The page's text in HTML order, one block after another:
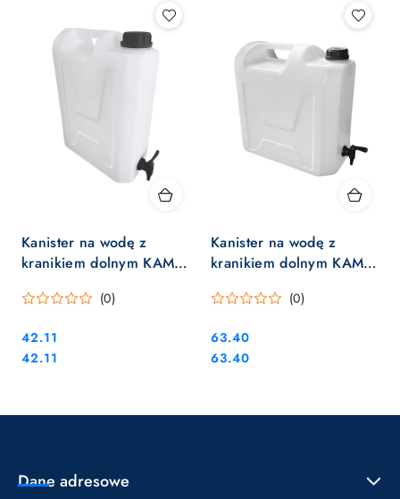
Kanister na wodę z
kranikiem dolnym KAMAI
(0)
Cena:
42.11
Cena:
42.11
Kanister na wodę z
kranikiem dolnym KAMAI
(0)
Cena:
63.40
Cena:
63.40
Dane adresowe